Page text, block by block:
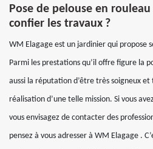
Pose de pelouse en
confier les travaux ?
WM Elagage est un jardinier qui propose
Parmi les prestations qu’il offre figure la
aussi la réputation d’être très soigneux et
réalisation d’une telle mission. Si vous
vous envisagez de contacter des
pensez à vous adresser à WM Elagage .